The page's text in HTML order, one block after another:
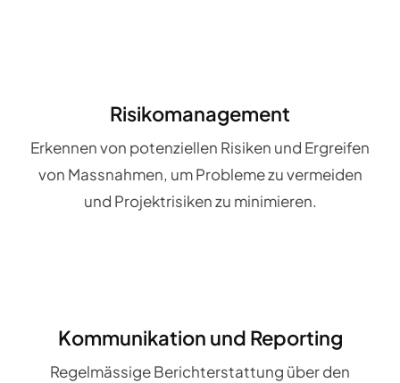
Risikomanagement
Erkennen von potenziellen Risiken und Ergreifen
von Massnahmen, um Probleme zu vermeiden
und Projektrisiken zu minimieren.
Kommunikation und Reporting
Regelmässige Berichterstattung über den